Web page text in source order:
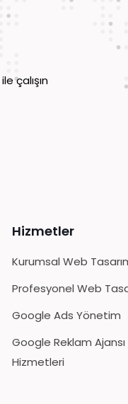
ile çalışın
Hizmetler
Kurumsal Web
Profesyonel Web
Google Ads Yönetim
Google Reklam Ajansı
Hizmetleri